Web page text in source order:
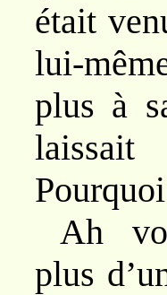
était
lui-
plus à
Ah
plus